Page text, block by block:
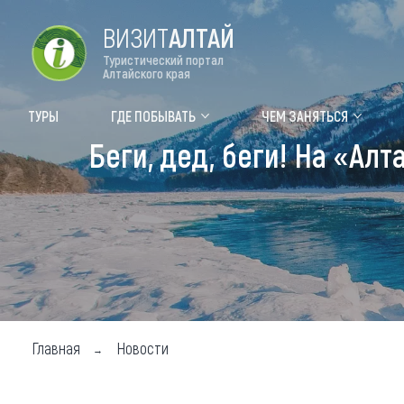
Форум VISIT ALTAI
Туры Где
Топ
ВИЗИТАЛТАЙ
Туристический портал
Алтайского края
ТУРЫ ГДЕ ПОБЫВАТЬ ЧЕМ ЗАНЯТЬСЯ
Беги, дед, беги! На
Главная Новости